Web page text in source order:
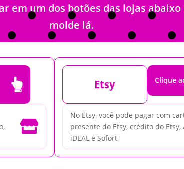
em um dos botões das lojas
molde lá.


Etsy Clique
No Etsy, você pode pagar com
presente do Etsy, crédito do Etsy,
iDEAL e Sofort